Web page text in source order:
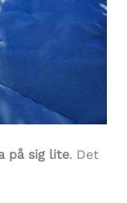
på sig lite. Det